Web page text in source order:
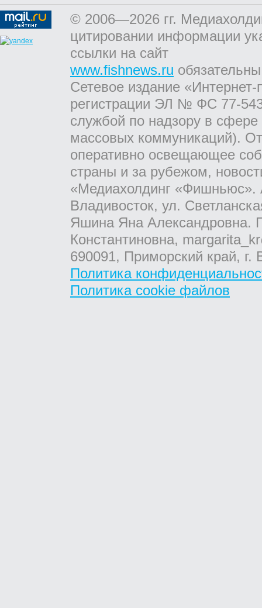
© 2006—2026 гг.
цитировании информации
ссылки на сайт
www.fishnews.ru
Сетевое издание
регистрации ЭЛ № ФС 77-
службой по надзору в
массовых коммуникаций).
оперативно освещающее
страны и за рубежом,
«Медиахолдинг «Фишньюс».
Владивосток, ул.
Яшина Яна Александровна.
Константиновна,
690091, Приморский край,
Политика
Политика cookie файлов